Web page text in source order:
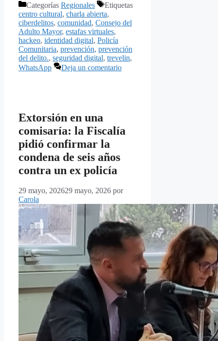
Categorías Regionales
Etiquetas
centro cultural, charla abierta,
ciberdelitos, comunidad, Consejo del
Adulto Mayor, estafas virtuales,
hackeo, identidad digital, Policía
Comunitaria, prevención, prevención
del delito., seguridad digital, trevelin,
WhatsApp
Deja un comentario
Extorsión en una
comisaría: la Fiscalía
pidió confirmar la
condena de seis años
contra un ex policía
29 mayo, 202629 mayo, 2026 por
Carola